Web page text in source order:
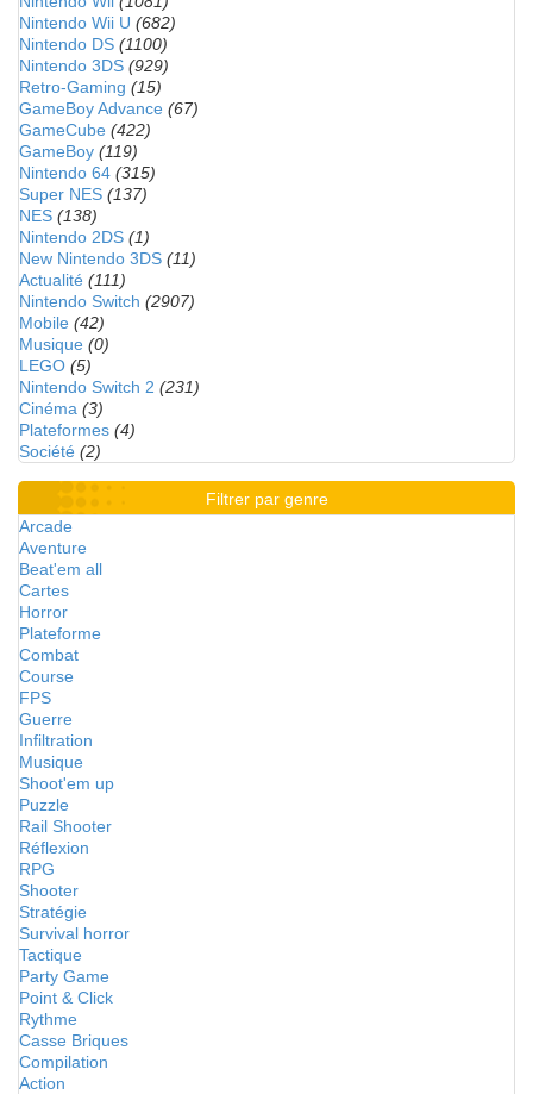
Nintendo Wii U (682)
Nintendo DS (1100)
Nintendo 3DS (929)
Retro-Gaming (15)
GameBoy Advance (67)
GameCube (422)
GameBoy (119)
Nintendo 64 (315)
Super NES (137)
NES (138)
Nintendo 2DS (1)
New Nintendo 3DS (11)
Actualité (111)
Nintendo Switch (2907)
Mobile (42)
Musique (0)
LEGO (5)
Nintendo Switch 2 (231)
Cinéma (3)
Plateformes (4)
Société (2)
Filtrer par genre
Arcade
Aventure
Beat'em all
Cartes
Horror
Plateforme
Combat
Course
FPS
Guerre
Infiltration
Musique
Shoot'em up
Puzzle
Rail Shooter
Réflexion
RPG
Shooter
Stratégie
Survival horror
Tactique
Party Game
Point & Click
Rythme
Casse Briques
Compilation
Action